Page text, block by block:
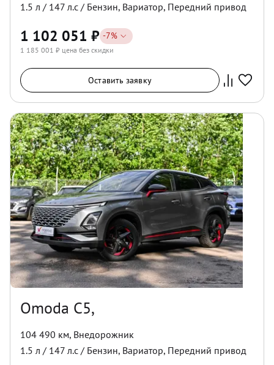
1.5 л / 147 л.с / Бензин, Вариатор, Передний привод
1 102 051 ₽ -7%
1 185 001 ₽ цена без скидки
Оставить заявку
Omoda C5,
104 490 км, Внедорожник
1.5 л / 147 л.с / Бензин, Вариатор, Передний привод